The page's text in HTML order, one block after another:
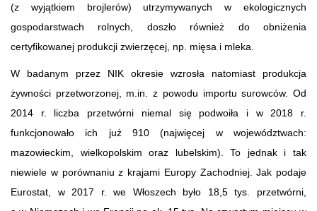
(z wyjątkiem brojlerów) utrzymywanych w ekologicznych
gospodarstwach rolnych, doszło również do obniżenia
certyfikowanej produkcji zwierzęcej, np. mięsa i mleka.
W badanym przez NIK okresie wzrosła natomiast produkcja
żywności przetworzonej, m.in. z powodu importu surowców. Od
2014 r. liczba przetwórni niemal się podwoiła i w 2018 r.
funkcjonowało ich już 910 (najwięcej w województwach:
mazowieckim, wielkopolskim oraz lubelskim). To jednak i tak
niewiele w porównaniu z krajami Europy Zachodniej. Jak podaje
Eurostat, w 2017 r. we Włoszech było 18,5 tys. przetwórni,